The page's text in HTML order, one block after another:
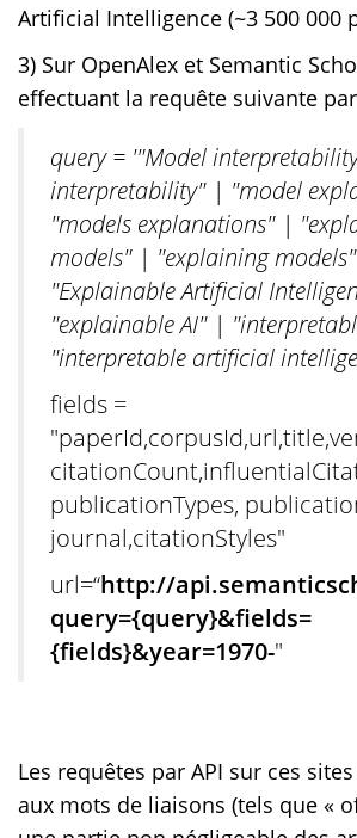
Artificial Intelligence (~3 500 000
3) Sur OpenAlex et Semantic
effectuant la requête suivante
query = '"Model
interpretability" | "model
"models explanations" |
models" | "explaining
"Explainable Artificial
"explainable AI" |
"interpretable artificial
fields =
publicationTypes,
journal,citationStyles"
url=“http://
query={query}&fields=
{fields}&year=1970-"
Les requêtes par API sur ces
aux mots de liaisons (tels que «